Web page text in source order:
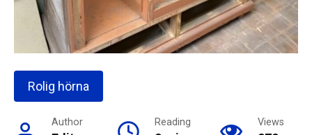
Rolig hörna
Author Reading Views